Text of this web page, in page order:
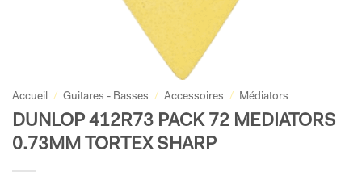
Accueil / Guitares - Basses / Accessoires / Médiators
DUNLOP 412R73 PACK 72 MEDIATORS
0.73MM TORTEX SHARP